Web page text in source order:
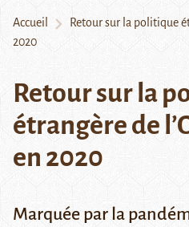
Accueil
Retour sur la politique
2020
Retour sur la
étrangère de
en 2020
Marquée par la